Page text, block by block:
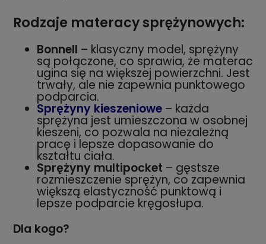
Rodzaje materacy sprężynowych:
Bonnell – klasyczny model, sprężyny
są połączone, co sprawia, że materac
ugina się na większej powierzchni. Jest
trwały, ale nie zapewnia punktowego
podparcia.
Sprężyny kieszeniowe – każda
sprężyna jest umieszczona w osobnej
kieszeni, co pozwala na niezależną
pracę i lepsze dopasowanie do
kształtu ciała.
Sprężyny multipocket – gęstsze
rozmieszczenie sprężyn, co zapewnia
większą elastyczność punktową i
lepsze podparcie kręgosłupa.
Dla kogo?